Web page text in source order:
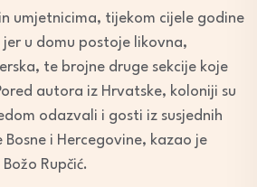
umjetnicima, tijekom cijele godine
u domu postoje likovna,
te brojne druge sekcije koje
autora iz Hrvatske, koloniji su
odazvali i gosti iz susjednih
i Hercegovine, kazao je
Rupčić.